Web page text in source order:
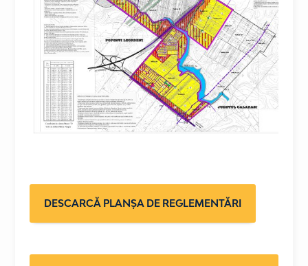
DESCARCĂ PLANȘA DE REGLEMENTĂRI